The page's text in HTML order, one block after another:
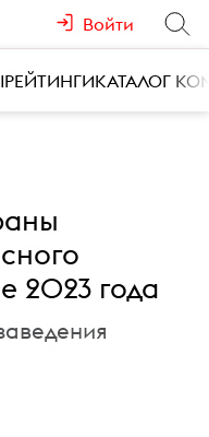
Войти
РЕЙТИНГИКАТАЛОГ
2023 года